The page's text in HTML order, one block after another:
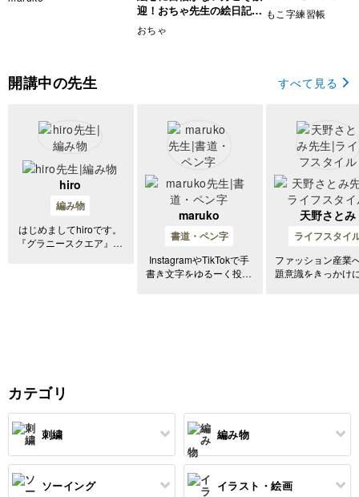
迎！おちゃ先生の絵日記講
座
おちゃ
座
もこ字練習帳
開講中の先生 すべて見る
hiro
編み物
はじめましてhiroです。
『グラニースクエア』に
maruko
書道・ペン字
InstagramやTikTokで手
書き文字をゆるーく投稿
天野さとみ
ライフスタイ
ファッション産業
題意識をきっかけ
カテゴリ
刺繍
すべて
編み物
すべて
ソーイング イラスト・絵画